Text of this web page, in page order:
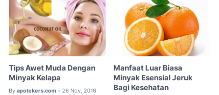
Tips Awet Muda Dengan
Minyak Kelapa
By apotekers.com • 26 Nov, 2016
Manfaat Luar Biasa
Minyak Esensial Jeruk
Bagi Kesehatan